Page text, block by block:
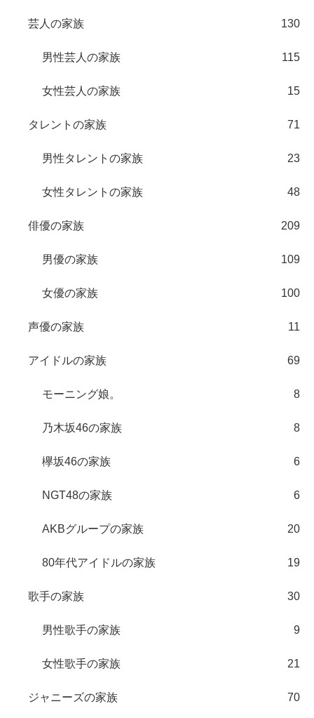
芸人の家族 130
男性芸人の家族 115
女性芸人の家族 15
タレントの家族 71
男性タレントの家族 23
女性タレントの家族 48
俳優の家族 209
男優の家族 109
女優の家族 100
声優の家族 11
アイドルの家族 69
モーニング娘。 8
乃木坂46の家族 8
欅坂46の家族 6
NGT48の家族 6
AKBグループの家族 20
80年代アイドルの家族 19
歌手の家族 30
男性歌手の家族 9
女性歌手の家族 21
ジャニーズの家族 70